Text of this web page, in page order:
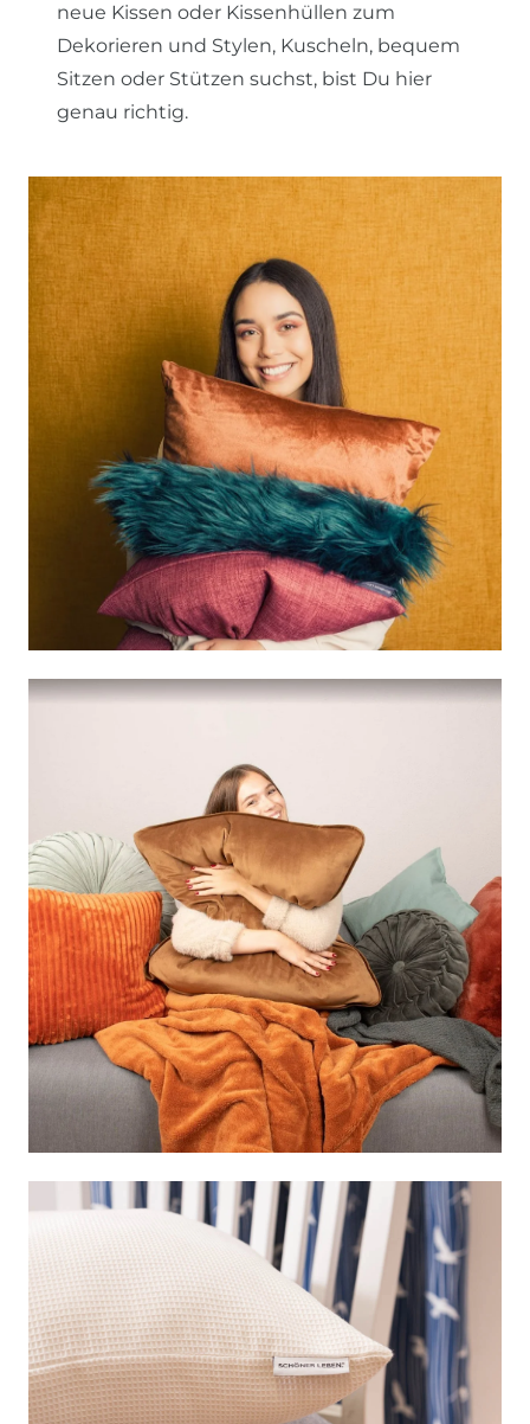
neue Kissen oder Kissenhüllen zum
Dekorieren und Stylen, Kuscheln, bequem
Sitzen oder Stützen suchst, bist Du hier
genau richtig.